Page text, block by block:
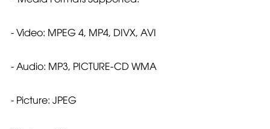
- Video: MPEG 4, MP4, DIVX, AVI
- Audio: MP3, PICTURE-CD WMA
- Picture: JPEG